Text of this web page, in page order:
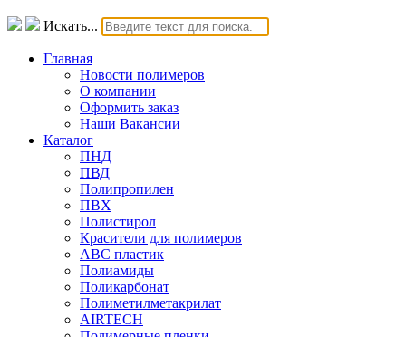
Искать...
Главная
Новости полимеров
О компании
Оформить заказ
Наши Вакансии
Каталог
ПНД
ПВД
Полипропилен
ПВХ
Полистирол
Красители для полимеров
АВС пластик
Полиамиды
Поликарбонат
Полиметилметакрилат
AIRTECH